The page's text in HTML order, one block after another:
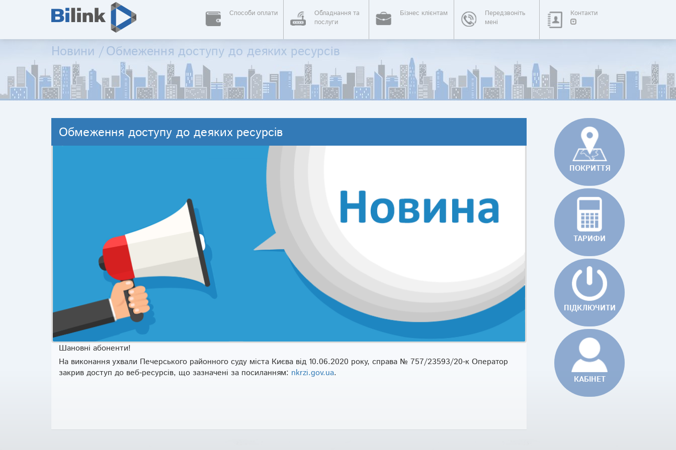
Способи оплати
Обладнання та
послуги
Бізнес клієнтам
Передзвоніть
мені
Контакти
Новини /Обмеження доступу до деяких ресурсів
Обмеження доступу до деяких ресурсів
Шановні абоненти!
На виконання ухвали Печерського районного суду міста Києва від 10.06.2020 року, справа № 757/23593/20-к Оператор
закрив доступ до веб-ресурсів, що зазначені за посиланням: nkrzi.gov.ua.
ПОКРИТТЯ
TAРИФИ
ПІДКЛЮЧИТИ
КАБІНЕТ